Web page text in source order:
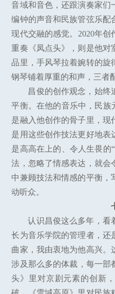
音域和音色，还跟演奏家们
编钟的声音和民族管弦乐配
现代交融的感觉。2020年
重奏《凤点头》，则是他对
品里，手风琴拉着婉转的旋
钢琴铺着厚重的和声，三者
昌俊的创作观念，始终
平衡。在他的音乐中，民族
是融入他创作的骨子里，现
是用这些创作技法更好地表
是高高在上的、令人生畏的
法，忽略了情感表达，就会
中兼顾技法和情感的平衡，
动听众。
认识昌俊这么多年，看
长为音乐学院的管理者，还
曲家，我由衷地为他高兴。
涉及那么多的体裁，每一
头》里对京剧元素的创新